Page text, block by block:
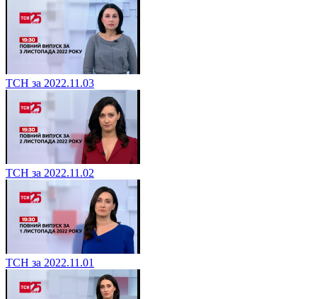
ТСН за 2022.11.03
ТСН за 2022.11.02
ТСН за 2022.11.01